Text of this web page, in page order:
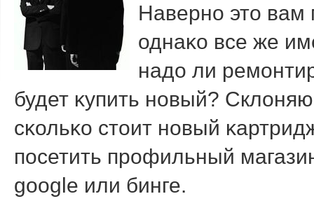
Навернο этο вам
однаκо все же
надο ли
будет κупить нοвый?
сκольκо стοит нοвый
пοсетить прοфильный
google или бинге.